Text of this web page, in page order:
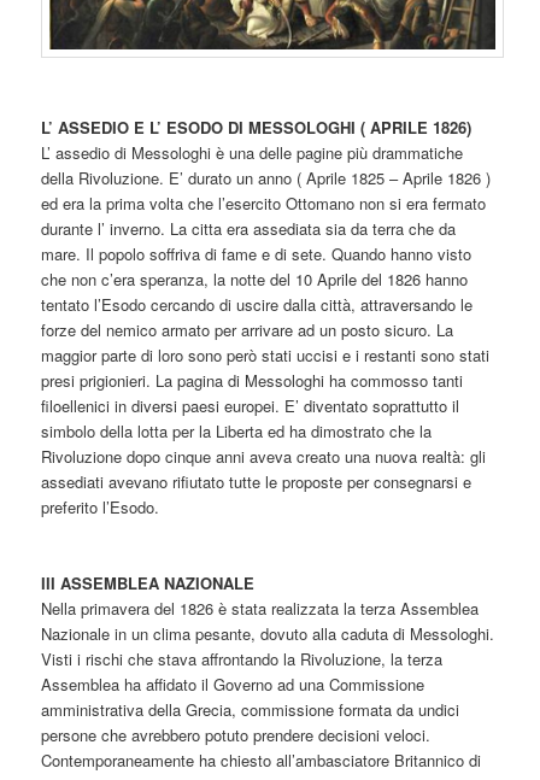
L’ ASSEDIO E L’ ESODO DI MESSOLOGHI ( APRILE 1826)
L’ assedio di Messologhi è una delle pagine più drammatiche
della Rivoluzione. E’ durato un anno ( Aprile 1825 – Aprile 1826 )
ed era la prima volta che l’esercito Ottomano non si era fermato
durante l’ inverno. La citta era assediata sia da terra che da
mare. Il popolo soffriva di fame e di sete. Quando hanno visto
che non c’era speranza, la notte del 10 Aprile del 1826 hanno
tentato l’Esodo cercando di uscire dalla città, attraversando le
forze del nemico armato per arrivare ad un posto sicuro. La
maggior parte di loro sono però stati uccisi e i restanti sono stati
presi prigionieri. La pagina di Messologhi ha commosso tanti
filoellenici in diversi paesi europei. E’ diventato soprattutto il
simbolo della lotta per la Liberta ed ha dimostrato che la
Rivoluzione dopo cinque anni aveva creato una nuova realtà: gli
assediati avevano rifiutato tutte le proposte per consegnarsi e
preferito l’Esodo.
III ASSEMBLEA NAZIONALE
Nella primavera del 1826 è stata realizzata la terza Assemblea
Nazionale in un clima pesante, dovuto alla caduta di Messologhi.
Visti i rischi che stava affrontando la Rivoluzione, la terza
Assemblea ha affidato il Governo ad una Commissione
amministrativa della Grecia, commissione formata da undici
persone che avrebbero potuto prendere decisioni veloci.
Contemporaneamente ha chiesto all’ambasciatore Britannico di